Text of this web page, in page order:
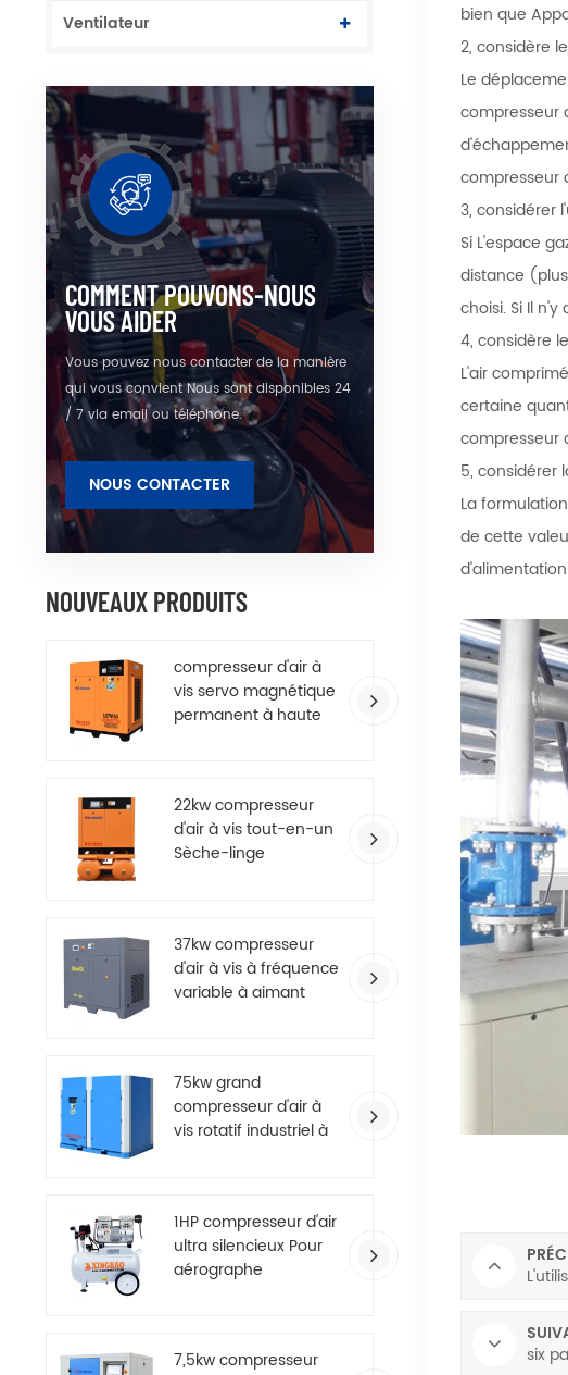
Ventilateur
COMMENT POUVONS-NOUS
VOUS AIDER
Vous pouvez nous contacter de la manière
qui vous convient Nous sont disponibles 24
/ 7 via email ou téléphone.
NOUS CONTACTER
NOUVEAUX PRODUITS
compresseur d'air à
vis servo magnétique
permanent à haute
22kw compresseur
d'air à vis tout-en-un
Sèche-linge
37kw compresseur
d'air à vis à fréquence
variable à aimant
75kw grand
compresseur d'air à
vis rotatif industriel à
1HP compresseur d'air
ultra silencieux Pour
aérographe
7,5kw compresseur
bien que
2, considère le
Le
compresseur
compresseur
3, considérer
Si L'espace
distance
choisi. Si Il
4, considère le
L'air
certaine
compresseur
5, considérer
La
de cette
six